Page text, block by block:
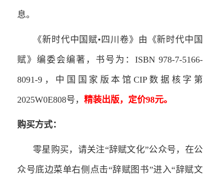
息。
《新时代中国赋•四川卷》由《新时代中国
赋》编委会编著，书号为：ISBN 978-7-5166-
8091-9，中国国家版本馆CIP数据核字第
2025W0E808号， 精装出版，定价98元。
购买方式：
零星购买，请关注“辞赋文化”公众号，在公
众号底边菜单右侧点击“辞赋图书”进入“辞赋文